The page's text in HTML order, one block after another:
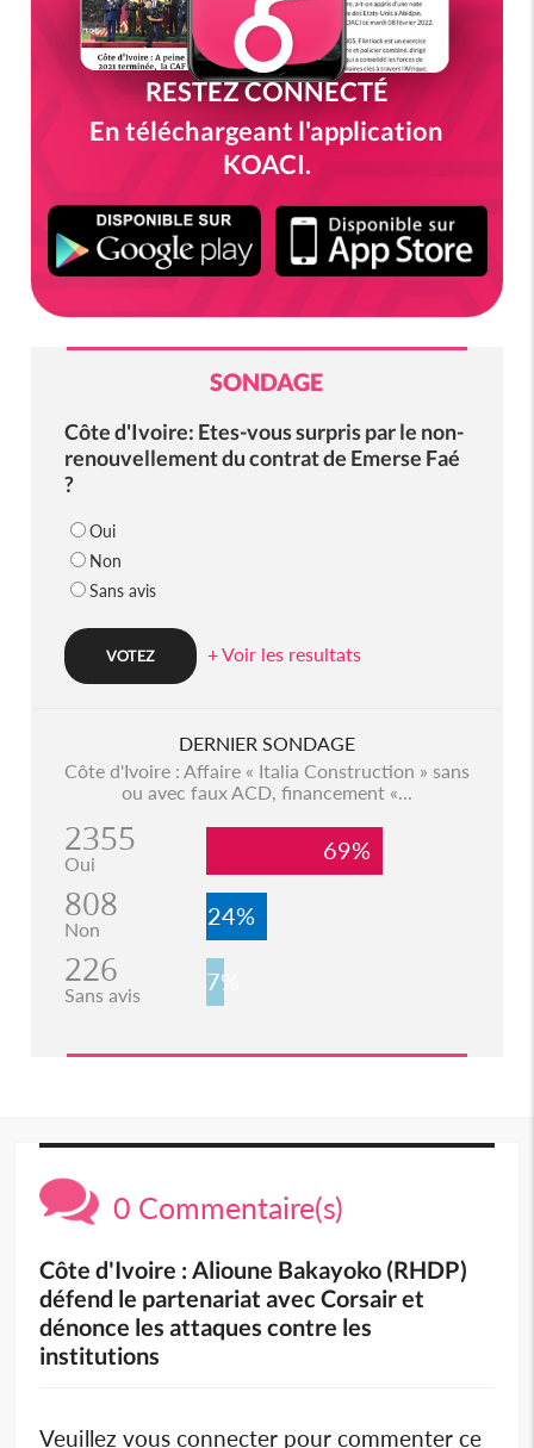
RESTEZ CONNECTÉ
En téléchargeant l'application
KOACI.
SONDAGE
Côte d'Ivoire: Etes-vous surpris par le non-
renouvellement du contrat de Emerse Faé
?
Oui
Non
Sans avis
+ Voir les resultats
DERNIER SONDAGE
Côte d'Ivoire : Affaire « Italia Construction » sans
ou avec faux ACD, financement «...
2355
Oui 69%
808
Non 24%
226
Sans avis 7%
0 Commentaire(s)
Côte d'Ivoire : Alioune Bakayoko (RHDP)
défend le partenariat avec Corsair et
dénonce les attaques contre les
institutions
Veuillez vous connecter pour commenter ce